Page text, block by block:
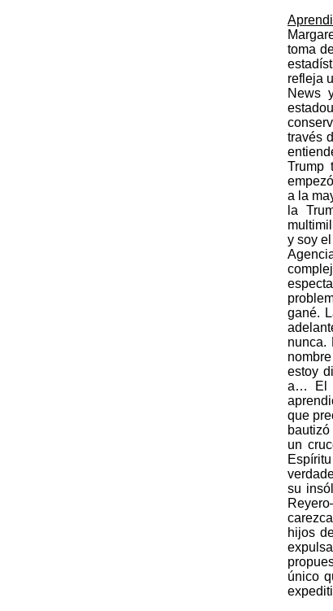
toma
refleja
News
través
Trump
a la
la
y soy
gané.
nunca.
estoy
a… El
que
un
su
hijos
único